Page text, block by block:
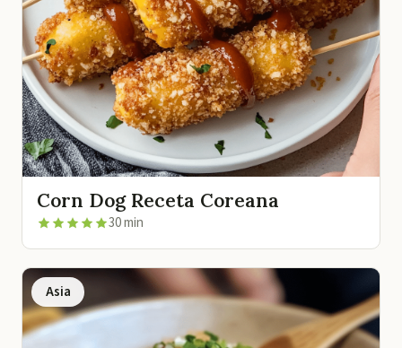
Corn Dog Receta Coreana
30 min
Asia